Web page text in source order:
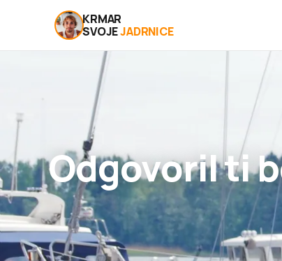
KRMAR
SVOJEJADRNICE
Odgovoril ti